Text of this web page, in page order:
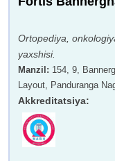
Ortopediya,
yaxshisi.
Manzil : 154, 9,
Layout, Panduranga
Akkreditatsiya: